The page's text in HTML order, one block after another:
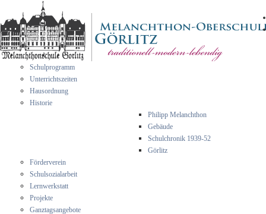
Schulprogramm
Unterrichtszeiten
Hausordnung
Historie
Philipp Melanchthon
Gebäude
Schulchronik 1939-52
Görlitz
Förderverein
Schulsozialarbeit
Lernwerkstatt
Projekte
Ganztagsangebote